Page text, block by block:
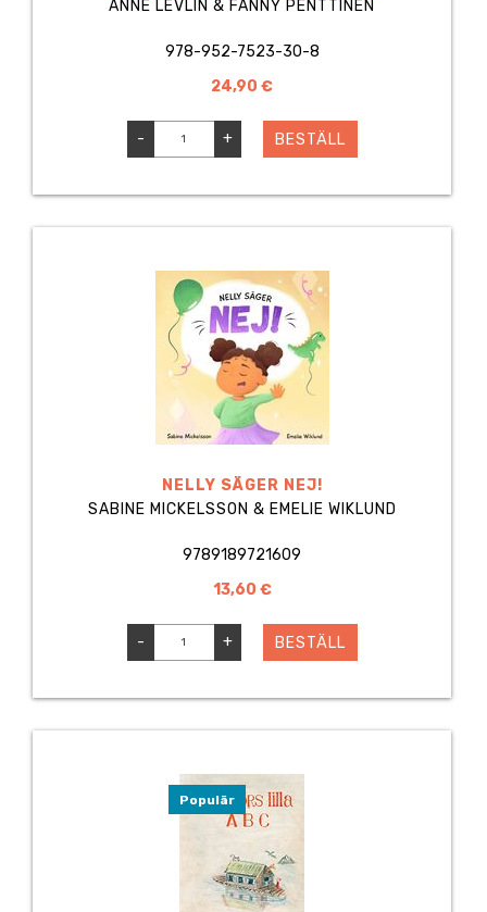
ANNE LEVLIN & FANNY PENTTINEN
978-952-7523-30-8
24,90 €
- + BESTÄLL
NELLY SÄGER NEJ!
SABINE MICKELSSON & EMELIE WIKLUND
9789189721609
13,60 €
- + BESTÄLL
Populär